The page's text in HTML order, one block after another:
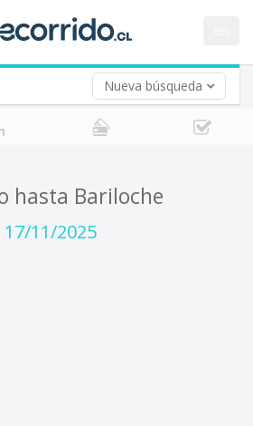
Nueva búsqueda
hasta Bariloche
17/11/2025